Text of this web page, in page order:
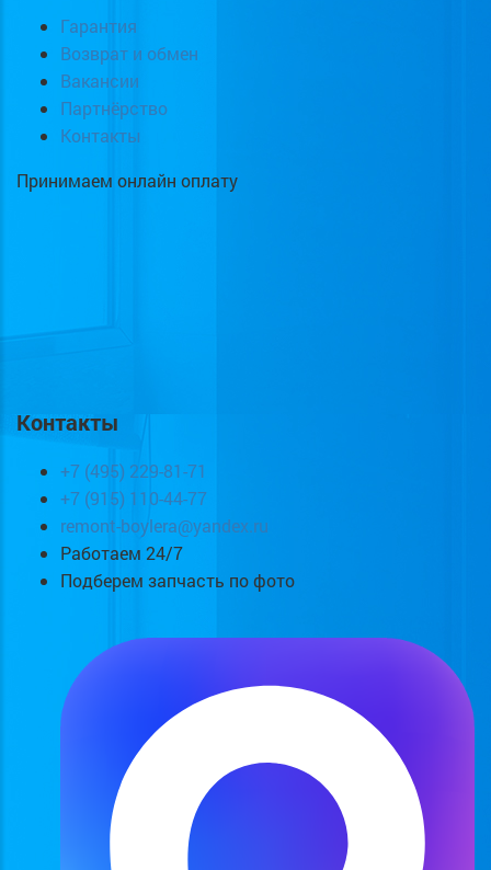
Гарантия
Возврат и обмен
Вакансии
Партнёрство
Контакты
Принимаем онлайн оплату
Контакты
+7 (495) 229-81-71
+7 (915) 110-44-77
remont-boylera@yandex.ru
Работаем 24/7
Подберем запчасть по фото